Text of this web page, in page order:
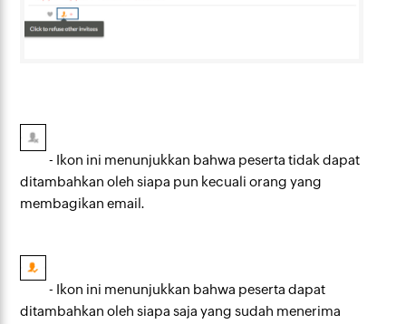
- Ikon ini menunjukkan bahwa peserta tidak dapat
ditambahkan oleh siapa pun kecuali orang yang
membagikan email.
- Ikon ini menunjukkan bahwa peserta dapat
ditambahkan oleh siapa saja yang sudah menerima